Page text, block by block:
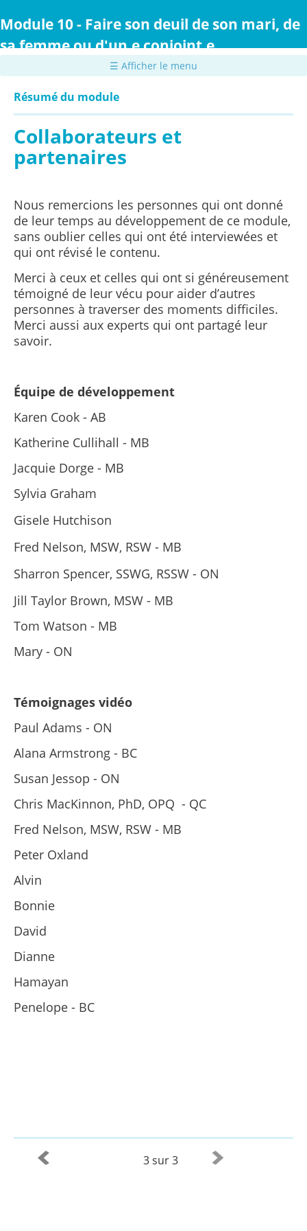
au
principal
Module 10 - Faire son deuil de son mari, de
sa femme ou d'un.e conjoint.e
☰ Afficher le menu
Résumé du module
Collaborateurs et
partenaires
Nous remercions les personnes qui ont donné
de leur temps au développement de ce module,
sans oublier celles qui ont été interviewées et
qui ont révisé le contenu.
Merci à ceux et celles qui ont si généreusement
témoigné de leur vécu pour aider d’autres
personnes à traverser des moments difficiles.
Merci aussi aux experts qui ont partagé leur
savoir.
Équipe de développement
Karen Cook - AB
Katherine Cullihall - MB
Jacquie Dorge - MB
Sylvia Graham
Gisele Hutchison
Fred Nelson, MSW, RSW - MB
Sharron Spencer, SSWG, RSSW - ON
Jill Taylor Brown, MSW - MB
Tom Watson - MB
Mary - ON
Témoignages vidéo
Paul Adams - ON
Alana Armstrong - BC
Susan Jessop - ON
Chris MacKinnon, PhD, OPQ - QC
Fred Nelson, MSW, RSW - MB
Peter Oxland
Alvin
Bonnie
David
Dianne
Hamayan
Penelope - BC
3 sur 3